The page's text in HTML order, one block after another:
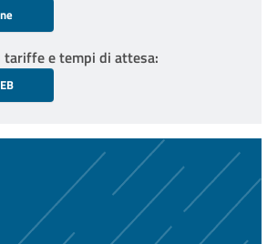
tariffe e tempi di attesa